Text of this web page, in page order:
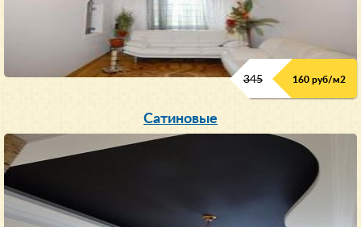
345 160 руб/м2
Сатиновые